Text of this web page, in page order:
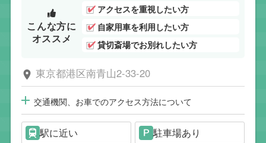
こんな方に
オススメ
アクセスを重視したい方
自家用車を利用したい方
貸切斎場でお別れしたい方
東京都港区南青山2-33-20
交通機関、お車でのアクセス方法について
駅に近い
駐車場あり